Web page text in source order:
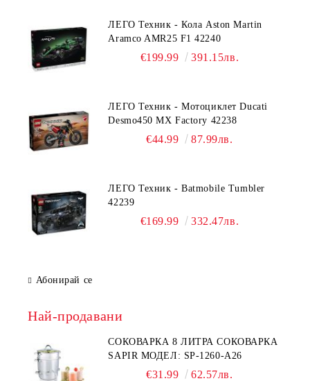
ЛЕГО Техник - Кола Aston Martin
Aramco AMR25 F1 42240
€199.99 391.15лв.
ЛЕГО Техник - Мотоциклет Ducati
Desmo450 MX Factory 42238
€44.99 87.99лв.
ЛЕГО Техник - Batmobile Tumbler
42239
€169.99 332.47лв.
Абонирай се
Най-продавани
СОКОВАРКА 8 ЛИТРА СОКОВАРКА
SAPIR МОДЕЛ: SP-1260-A26
€31.99 62.57лв.